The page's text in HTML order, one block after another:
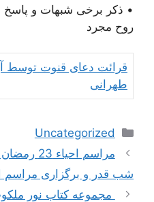
• ذکر برخی شبهات و پاسخ
روح مجرد
قرائت دعای قنوت توسط
طهرانی
دسته‌ها
Uncategorized
ناوبری
نوشته‌ها
شب قدر و برگزاری مراسم
مجموعه کتاب نور